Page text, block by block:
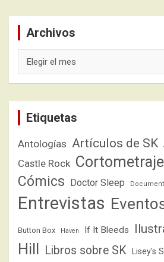
Archivos
Etiquetas
Antologías Artículos de SK
Castle Rock
Cómics Doctor Sleep
Entrevistas
Button Box Haven If It Bleeds
Hill
Libros sobre SK Lisey's